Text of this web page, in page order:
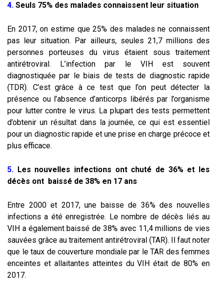
4. Seuls 75% des malades connaissent leur situation
En 2017, on estime que 25% des malades ne connaissent
pas leur situation. Par ailleurs, seules 21,7 millions des
personnes porteuses du virus étaient sous traitement
antirétroviral. L’infection par le VIH est souvent
diagnostiquée par le biais de tests de diagnostic rapide
(TDR). C’est grâce à ce test que l’on peut détecter la
présence ou l’absence d’anticorps libérés par l’organisme
pour lutter contre le virus. La plupart des tests permettent
d’obtenir un résultat dans la journée, ce qui est essentiel
pour un diagnostic rapide et une prise en charge précoce et
plus efficace.
5. Les nouvelles infections ont chuté de 36% et les
décès ont baissé de 38% en 17 ans
Entre 2000 et 2017, une baisse de 36% des nouvelles
infections a été enregistrée. Le nombre de décès liés au
VIH a également baissé de 38% avec 11,4 millions de vies
sauvées grâce au traitement antirétroviral (TAR). Il faut noter
que le taux de couverture mondiale par le TAR des femmes
enceintes et allaitantes atteintes du VIH était de 80% en
2017.